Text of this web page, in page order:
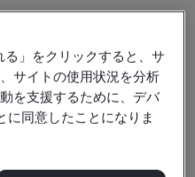
Ltd.
る」をクリックすると、サ
サイトの使用状況を分析
を支援するために、デバ
に同意したことになりま